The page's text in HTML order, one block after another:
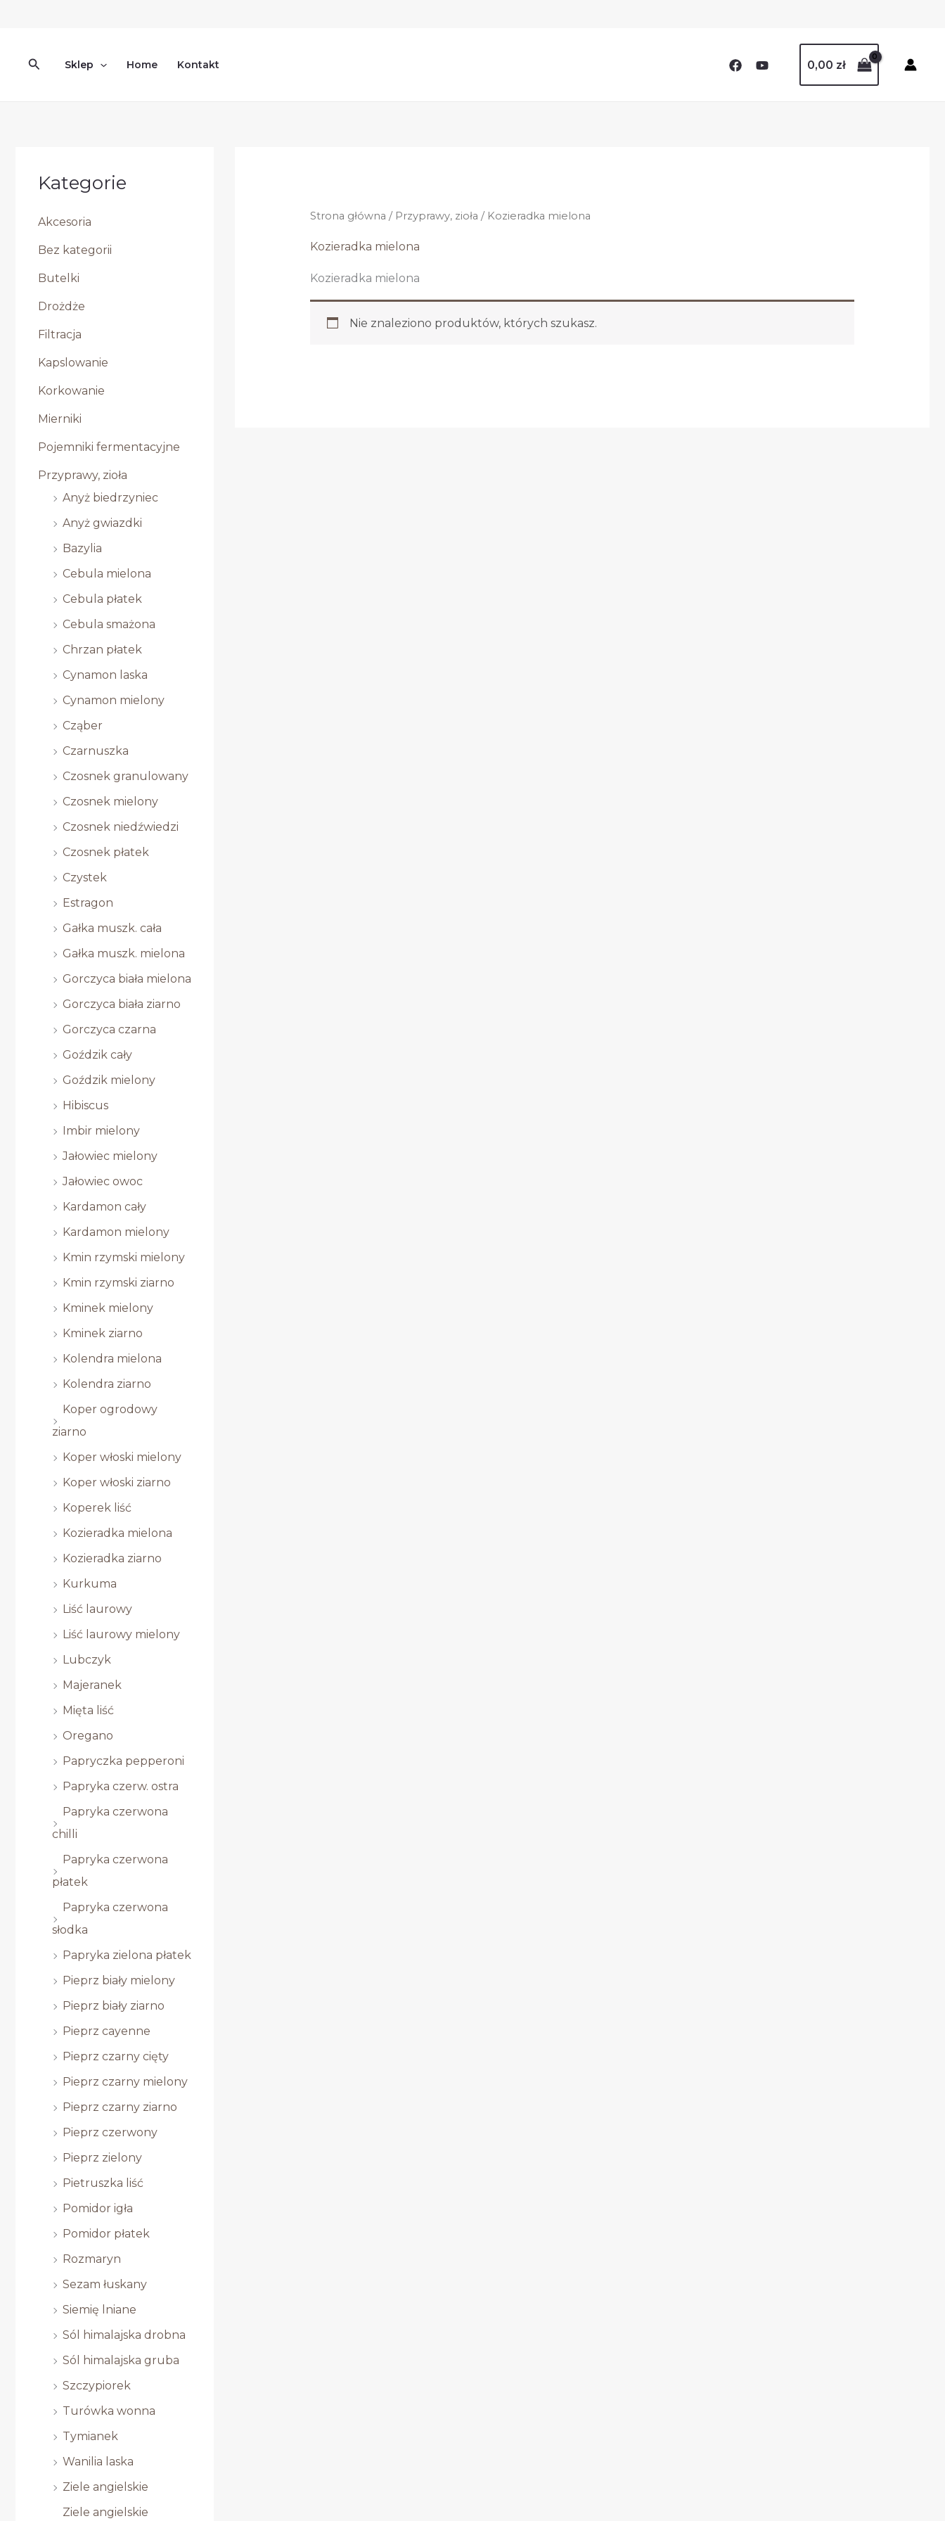
SzukajSklep Home Kontakt 0,00 zł
Kategorie
Akcesoria
Bez kategorii
Butelki
Drożdże
Filtracja
Kapslowanie
Korkowanie
Mierniki
Pojemniki fermentacyjne
Przyprawy, zioła
Anyż biedrzyniec
Anyż gwiazdki
Bazylia
Cebula mielona
Cebula płatek
Cebula smażona
Chrzan płatek
Cynamon laska
Cynamon mielony
Cząber
Czarnuszka
Czosnek granulowany
Czosnek mielony
Czosnek niedźwiedzi
Czosnek płatek
Czystek
Estragon
Gałka muszk. cała
Gałka muszk. mielona
Gorczyca biała mielona
Gorczyca biała ziarno
Gorczyca czarna
Goździk cały
Goździk mielony
Hibiscus
Imbir mielony
Jałowiec mielony
Jałowiec owoc
Kardamon cały
Kardamon mielony
Kmin rzymski mielony
Kmin rzymski ziarno
Kminek mielony
Kminek ziarno
Kolendra mielona
Kolendra ziarno
Koper ogrodowy
ziarno
Koper włoski mielony
Koper włoski ziarno
Koperek liść
Kozieradka mielona
Kozieradka ziarno
Kurkuma
Liść laurowy
Liść laurowy mielony
Lubczyk
Majeranek
Mięta liść
Oregano
Papryczka pepperoni
Papryka czerw. ostra
Papryka czerwona
chilli
Papryka czerwona
płatek
Papryka czerwona
słodka
Papryka zielona płatek
Pieprz biały mielony
Pieprz biały ziarno
Pieprz cayenne
Pieprz czarny cięty
Pieprz czarny mielony
Pieprz czarny ziarno
Pieprz czerwony
Pieprz zielony
Pietruszka liść
Pomidor igła
Pomidor płatek
Rozmaryn
Sezam łuskany
Siemię lniane
Sól himalajska drobna
Sól himalajska gruba
Szczypiorek
Turówka wonna
Tymianek
Wanilia laska
Ziele angielskie
Ziele angielskie
Strona główna / Przyprawy, zioła / Kozieradka mielona
Kozieradka mielona
Kozieradka mielona
Nie znaleziono produktów, których szukasz.